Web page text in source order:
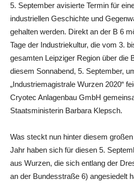
5. September avisierte Termin für
industriellen Geschichte und
gehalten werden. Direkt an der B 6
Tage der Industriekultur, die vom 3.
gesamten Leipziger Region über die
diesem Sonnabend, 5. September,
„Industriemagistrale Wurzen 2020“
Cryotec Anlagenbau GmbH
Staatsministerin Barbara Klepsch.
Was steckt nun hinter diesem
Jahr haben sich für diesen 5.
aus Wurzen, die sich entlang der
an der Bundesstraße 6) angesiedelt